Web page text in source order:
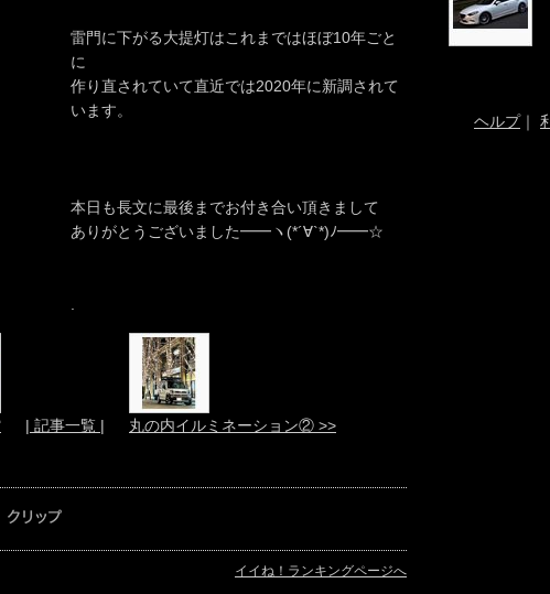
雷門に下がる大提灯はこれまではほぼ10年ごと
に
作り直されていて直近では2020年に新調されて
います。
本日も長文に最後までお付き合い頂きまして
ありがとうございました━━ヽ(*´∀`*)ﾉ━━☆
| 記事一覧 | 丸の内イルミネーション② >>
イイね！ランキングページへ
ヘルプ｜